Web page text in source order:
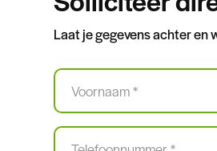
Laat je gegevens achter en
Voornaam
Telefoonnummer